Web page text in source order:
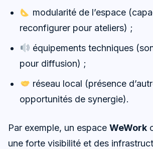
modularité de l’espace
reconfigurer pour ateliers) ;
équipements techniques
pour diffusion) ;
réseau local (présence
opportunités de synergie).
Par exemple, un espace WeWork
une forte visibilité et des